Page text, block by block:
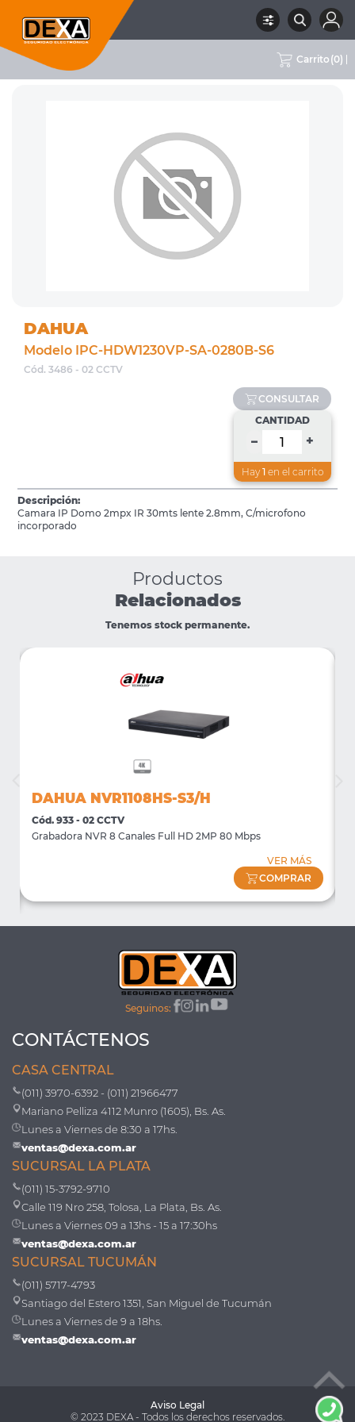
Carrito (0)
RUBRO SUBRUBRO DAHUA
DAHUA
Modelo IPC-HDW1230VP-SA-0280B-S6
Cód. 3486 - 02 CCTV
CONSULTAR
CANTIDAD
– +
Hay 1en el carrito
Descripción:
Camara IP Domo 2mpx IR 30mts lente 2.8mm, C/microfono
incorporado
Productos
Relacionados
Tenemos stock permanente.
DAHUA NVR1108HS-S3/H
Cód. 933 - 02 CCTV
Grabadora NVR 8 Canales Full HD 2MP 80 Mbps
VER MÁS
COMPRAR
Seguinos:
CONTÁCTENOS
CASA CENTRAL
(011) 3970-6392 - (011) 21966477
Mariano Pelliza 4112 Munro (1605), Bs. As.
Lunes a Viernes de 8:30 a 17hs.
ventas@dexa.com.ar
SUCURSAL LA PLATA
(011) 15-3792-9710
Calle 119 Nro 258, Tolosa, La Plata, Bs. As.
Lunes a Viernes 09 a 13hs - 15 a 17:30hs
ventas@dexa.com.ar
SUCURSAL TUCUMÁN
(011) 5717-4793
Santiago del Estero 1351, San Miguel de Tucumán
Lunes a Viernes de 9 a 18hs.
ventas@dexa.com.ar
Aviso Legal
© 2023 DEXA - Todos los derechos reservados.